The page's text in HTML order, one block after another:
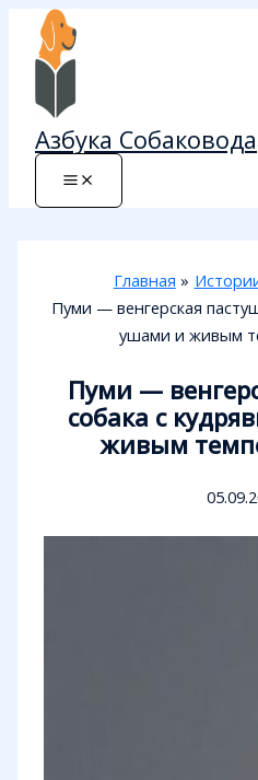
Перейти
содержимому
Азбука Собаковода
Главная
Пуми — венгерская
ушами и живым
Пуми —
собака с
живым